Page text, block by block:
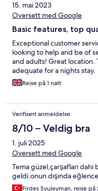
15. mai 2023
Oversett med Google
Basic features, top
Exceptional customer
looking to help and be of
and adults! Great
adequate for a nights stay.
Reise på 1 natt
Verifisert anmeldelse
8/10 – Veldig bra
1. juli 2025
Oversett med Google
Tema güzel,çarşafları dahi
geldi.onun dışında
Firdes Syuleyman, reise